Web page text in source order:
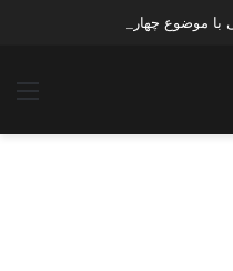
چهار انتخاب ۱۴۰۰